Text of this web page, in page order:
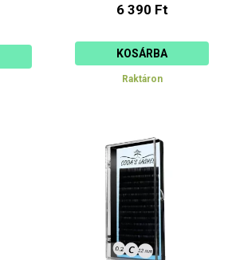
6 390 Ft
KOSÁRBA
Raktáron